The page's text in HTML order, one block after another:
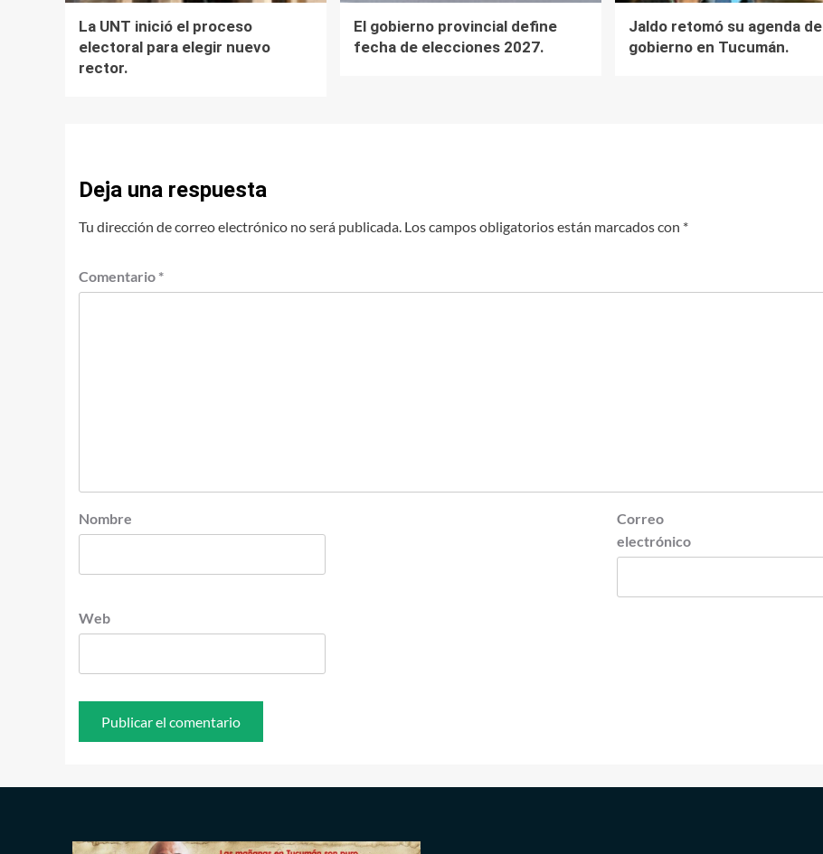
La UNT inició el proceso
electoral para elegir nuevo
rector.
El gobierno provincial define
fecha de elecciones 2027.
Jaldo retomó su agenda de
gobierno en Tucumán.
Deja una respuesta
Tu dirección de correo electrónico no será publicada. Los campos obligatorios están marcados con *
Comentario *
Nombre
Correo
electrónico
Web